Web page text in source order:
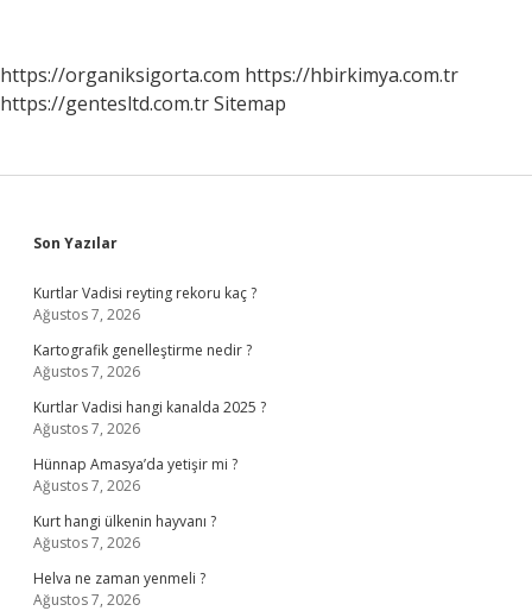
https://organiksigorta.com https://hbirkimya.com.tr
https://gentesltd.com.trSitemap
Sidebar
Son Yazılar
Kurtlar Vadisi reyting rekoru kaç ?
Ağustos 7, 2026
Kartografik genelleştirme nedir ?
Ağustos 7, 2026
Kurtlar Vadisi hangi kanalda 2025 ?
Ağustos 7, 2026
Hünnap Amasya’da yetişir mi ?
Ağustos 7, 2026
Kurt hangi ülkenin hayvanı ?
Ağustos 7, 2026
Helva ne zaman yenmeli ?
Ağustos 7, 2026